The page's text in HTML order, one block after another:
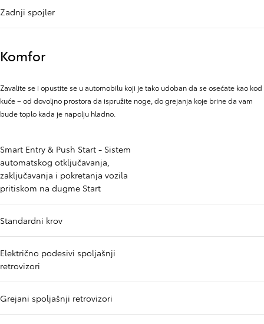
Zadnji spojler
Komfor
Zavalite se i opustite se u automobilu koji je tako udoban da se osećate kao kod
kuće – od dovoljno prostora da ispružite noge, do grejanja koje brine da vam
bude toplo kada je napolju hladno.
Smart Entry & Push Start - Sistem
automatskog otključavanja,
zaključavanja i pokretanja vozila
pritiskom na dugme Start
Standardni krov
Električno podesivi spoljašnji
retrovizori
Grejani spoljašnji retrovizori